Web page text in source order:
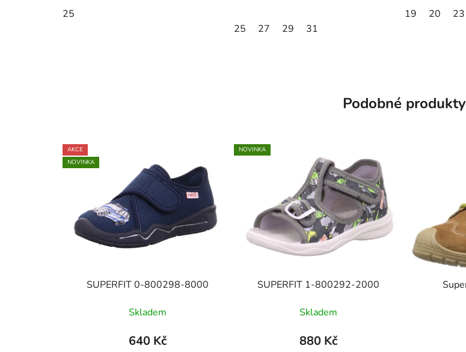
25
25 27 29 31
19 20 23
Podobné produkty
AKCE
NOVINKA
SUPERFIT 0-800298-8000
Skladem
640 Kč
NOVINKA
SUPERFIT 1-800292-2000
Skladem
880 Kč